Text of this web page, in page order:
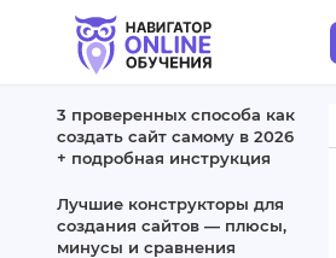
3 проверенных способа как
создать сайт самому в 2026
+ подробная инструкция
Лучшие конструкторы для
создания сайтов — плюсы,
минусы и сравнения